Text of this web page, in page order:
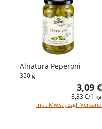
Alnatura Peperoni
350 g
3,09 €
8,83 €/1 kg
inkl. MwSt., zzgl. Versand